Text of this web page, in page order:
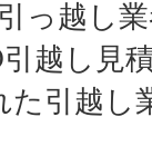
っ越し
越し見
た引越